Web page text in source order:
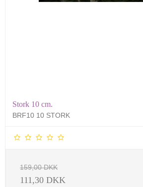
Stork 10 cm.
BRF10 10 STORK
159,00 DKK
111,30 DKK